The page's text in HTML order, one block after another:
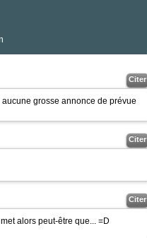
Citer
grosse annonce de prévue
Citer
Citer
alors peut-être que... =D